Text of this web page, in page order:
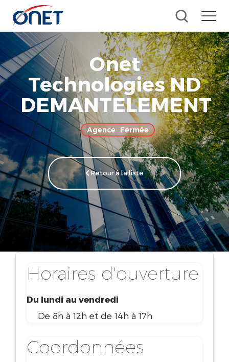
Onet
Technologies ND
DEMANTELEMENT
Fermée
Retour à la liste
Horaires d'ouverture
Du lundi au vendredi
De 8h à 12h et de 14h à 17h
Coordonnées